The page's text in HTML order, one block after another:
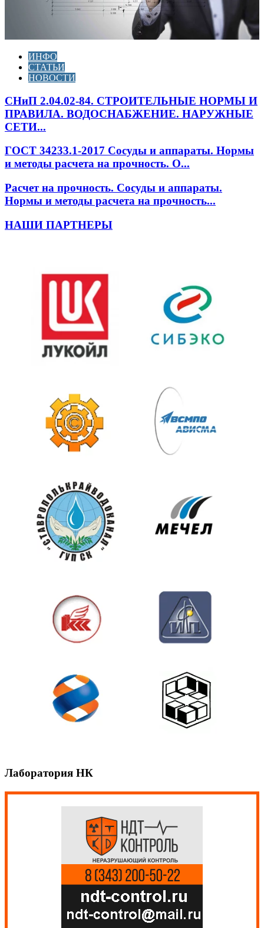
ИНФО
СТАТЬИ
НОВОСТИ
СНиП 2.04.02-84. СТРОИТЕЛЬНЫЕ НОРМЫ И
ПРАВИЛА. ВОДОСНАБЖЕНИЕ. НАРУЖНЫЕ
СЕТИ...
ГОСТ 34233.1-2017 Сосуды и аппараты. Нормы
и методы расчета на прочность. О...
Расчет на прочность. Сосуды и аппараты.
Нормы и методы расчета на прочность...
НАШИ ПАРТНЕРЫ
Лаборатория НК